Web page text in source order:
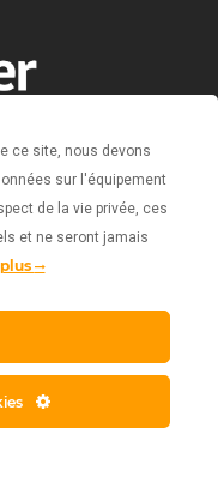
ce site, nous devons
sur l'équipement
de la vie privée, ces
et ne seront jamais